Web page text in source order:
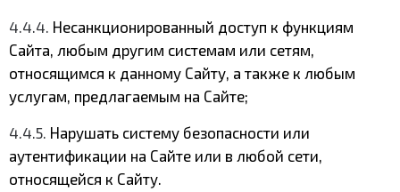
4.4.4. Несанкционированный доступ к функциям
Сайта, любым другим системам или сетям,
относящимся к данному Сайту, а также к любым
услугам, предлагаемым на Сайте;
4.4.5. Нарушать систему безопасности или
аутентификации на Сайте или в любой сети,
относящейся к Сайту.